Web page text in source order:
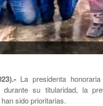
La presidenta
durante su titularidad, la
sido prioritarias.